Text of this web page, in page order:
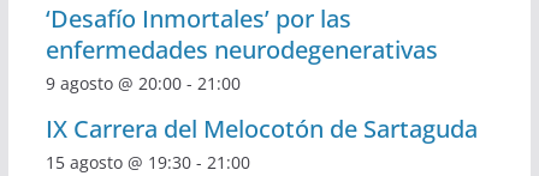
‘Desafío Inmortales’ por las
enfermedades neurodegenerativas
9 agosto @ 20:00- 21:00
IX Carrera del Melocotón de Sartaguda
15 agosto @ 19:30- 21:00